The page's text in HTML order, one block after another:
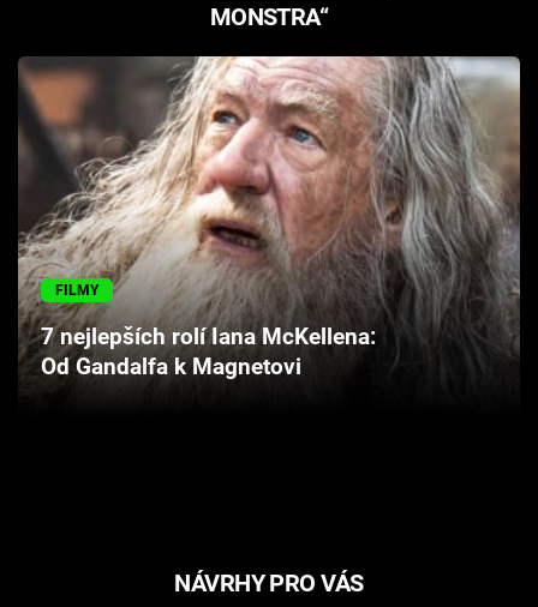
Filmy
Seriály
Hry
Cool Esport
Pořady
TV Program
MONSTRA“
FILMY
7 nejlepších rolí Iana McKellena:
Od Gandalfa k Magnetovi
NÁVRHY PRO VÁS